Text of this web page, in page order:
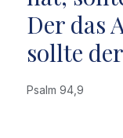
Der das
sollte
Psalm 94,9